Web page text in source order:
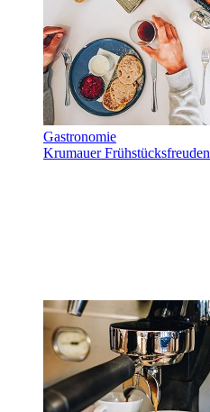
Gastronomie
Krumauer Frühstücksfreuden